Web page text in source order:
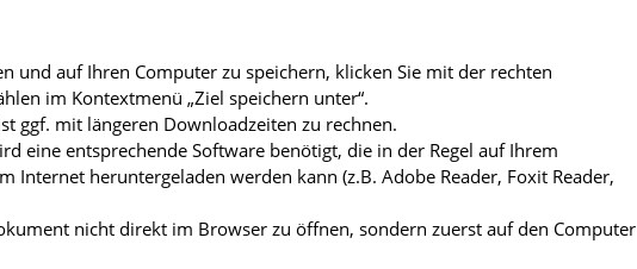
und auf Ihren Computer zu speichern, klicken Sie mit der rechten
im Kontextmenü „Ziel speichern unter“.
ggf. mit längeren Downloadzeiten zu rechnen.
eine entsprechende Software benötigt, die in der Regel auf Ihrem
Internet heruntergeladen werden kann (z.B. Adobe Reader, Foxit Reader,
nicht direkt im Browser zu öffnen, sondern zuerst auf den Computer